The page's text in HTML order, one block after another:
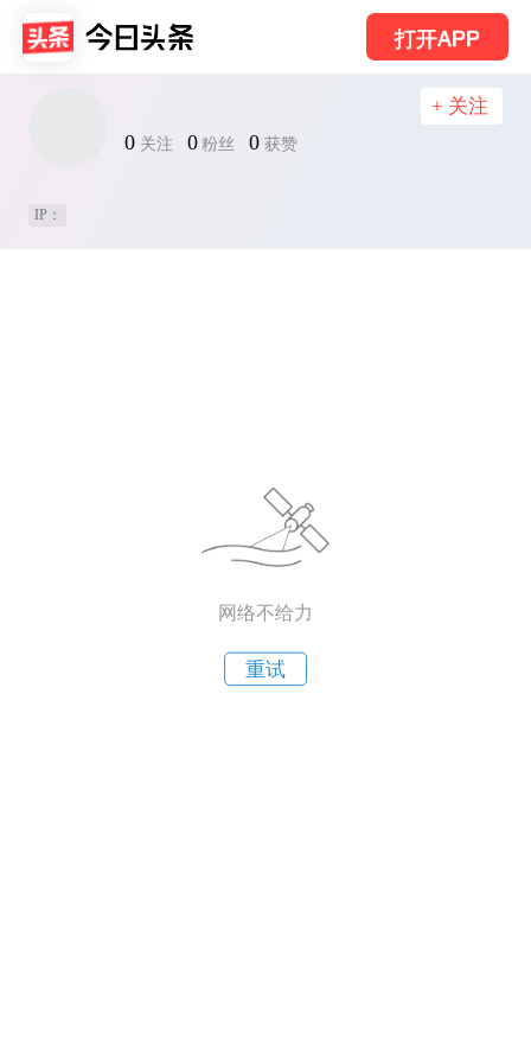
打开APP
0 关注 0 粉丝 0 获赞
+ 关注
IP：
网络不给力
重试